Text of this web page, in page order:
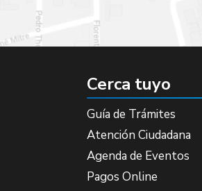
Cerca tuyo
Guía de Trámites
Atención Ciudadana
Agenda de Eventos
Pagos Online